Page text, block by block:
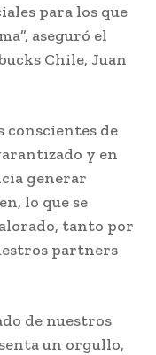
para los que
aseguró el
Chile, Juan
conscientes de
y en
generar
lo que se
tanto por
partners
de nuestros
un orgullo,